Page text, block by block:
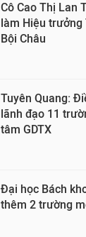
Cô Cao Thị Lan
làm Hiệu trưởng
Bội Châu
Tuyên Quang:
lãnh đạo 11
tâm GDTX
Đại học Bách
thêm 2 trường